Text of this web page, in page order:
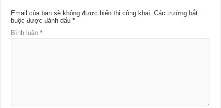
Email của bạn sẽ không được hiển thị công khai. Các trường bắt
buộc được đánh dấu*
Bình luận*